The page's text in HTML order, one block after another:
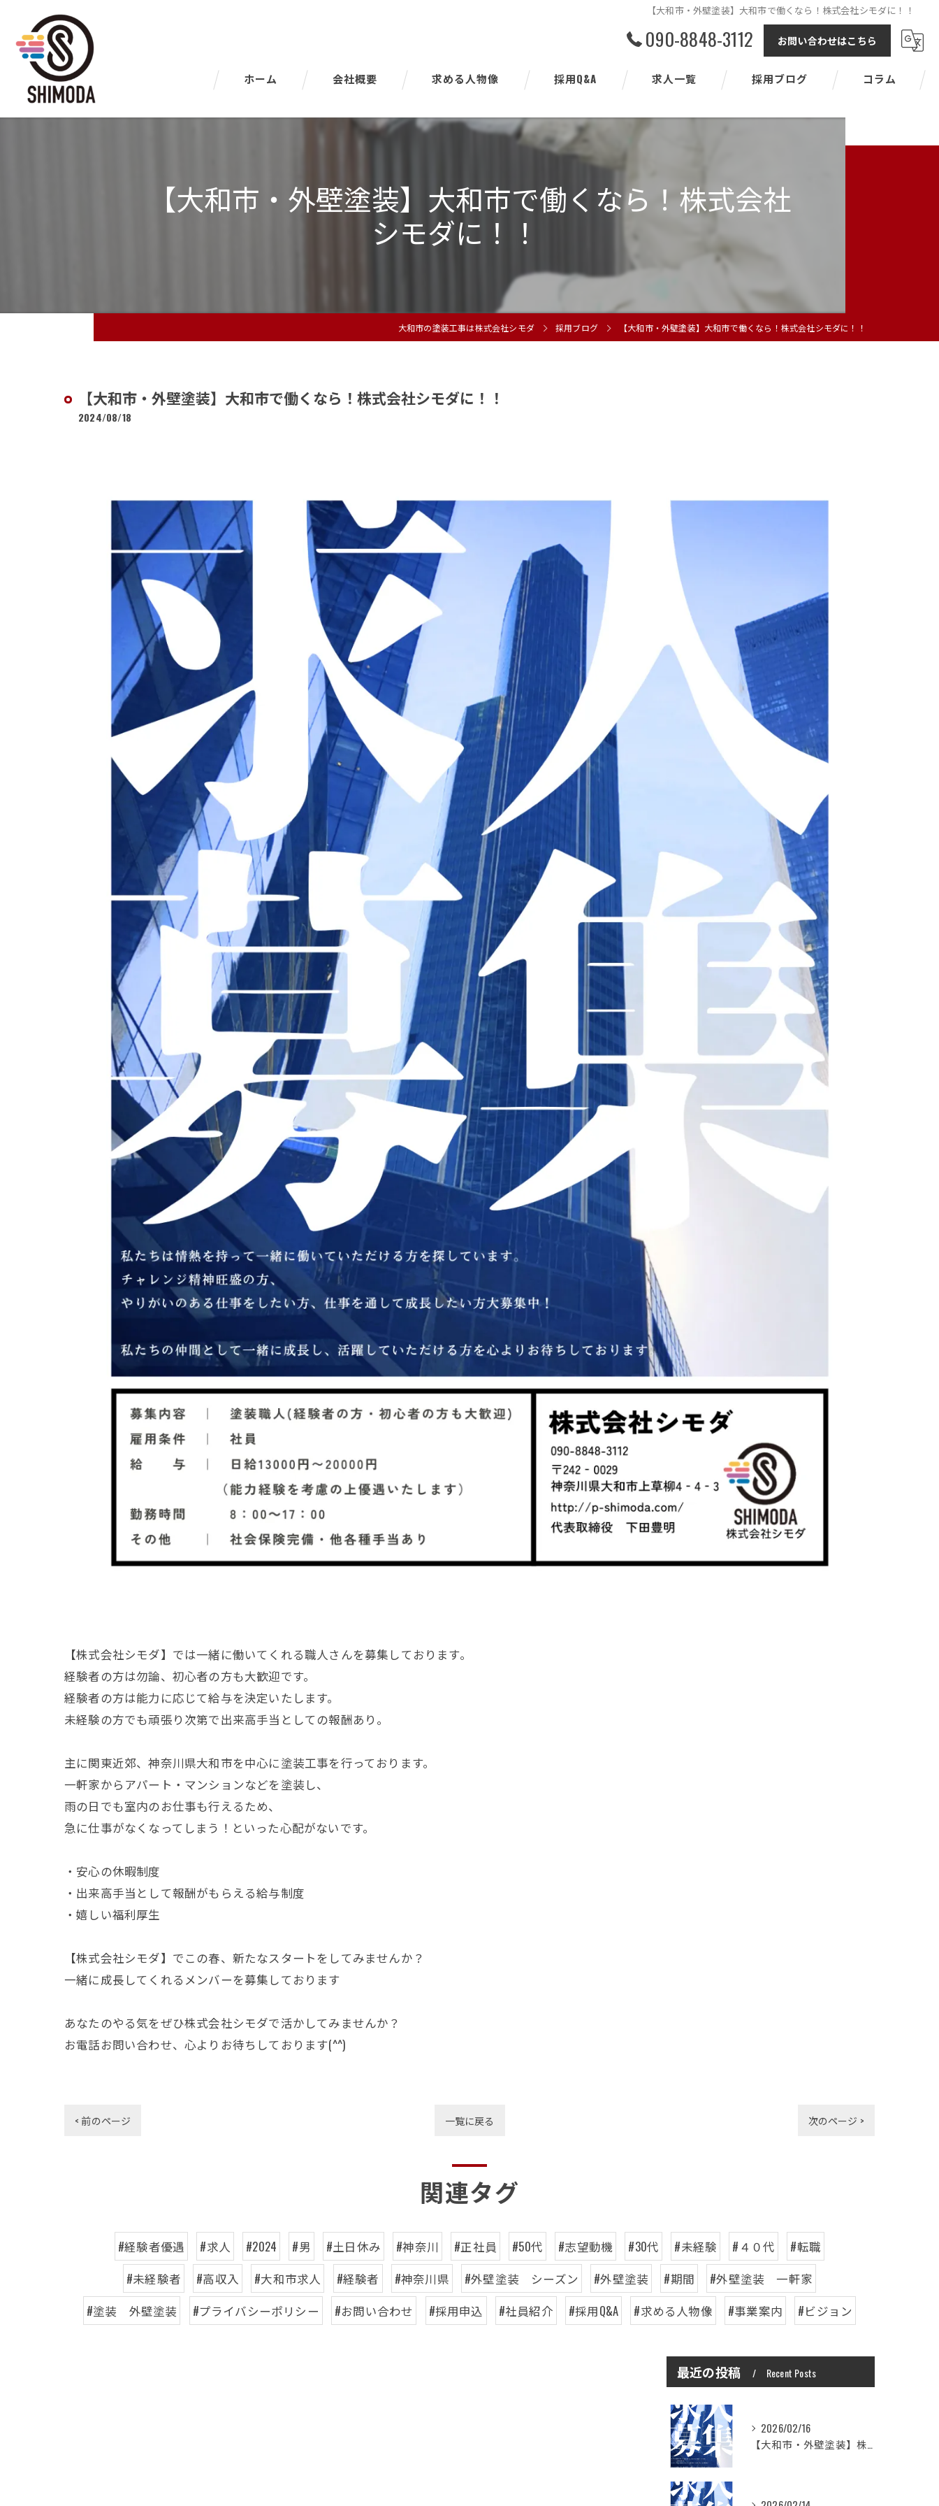
【大和市・外壁塗装】大和市で働くなら！株式会社シモダに！！
090-8848-3112 お問い合わせはこちら
ホーム 会社概要
事業案内
求める人物像 採用Q&A 求人一覧 採用ブログ コラム
【大和市・外壁塗装】大和市で働くなら！株式会社
シモダに！！
大和市の塗装工事は株式会社シモダ 採用ブログ 【大和市・外壁塗装】大和市で働くなら！株式会社シモダに！！
【大和市・外壁塗装】大和市で働くなら！株式会社シモダに！！
2024/08/18
【株式会社シモダ】では一緒に働いてくれる職人さんを募集しております。
経験者の方は勿論、初心者の方も大歓迎です。
経験者の方は能力に応じて給与を決定いたします。
未経験の方でも頑張り次第で出来高手当としての報酬あり。
主に関東近郊、神奈川県大和市を中心に塗装工事を行っております。
一軒家からアパート・マンションなどを塗装し、
雨の日でも室内のお仕事も行えるため、
急に仕事がなくなってしまう！といった心配がないです。
・安心の休暇制度
・出来高手当として報酬がもらえる給与制度
・嬉しい福利厚生
【株式会社シモダ】でこの春、新たなスタートをしてみませんか？
一緒に成長してくれるメンバーを募集しております
あなたのやる気をぜひ株式会社シモダで活かしてみませんか？
お電話お問い合わせ、心よりお待ちしております(^^)
< 前のページ 一覧に戻る 次のページ >
関連タグ
#経験者優遇 #求人 #2024 #男 #土日休み #神奈川 #正社員 #50代 #志望動機 #30代 #未経験 #４０代
#転職
#未経験者
#高収入 #大和市求人 #経験者 #神奈川県 #外壁塗装 シーズン #外壁塗装 #期間
#外壁塗装 一軒家
#塗装 外壁塗装
#プライバシーポリシー #お問い合わせ #採用申込 #社員紹介 #採用Q&A #求める人物像 #事業案内 #ビジョン
最近の投稿 Recent Posts
2026/02/16
【大和市・外壁塗装】株式会社シモダで一緒に働いてみませんか？職人さん募集中